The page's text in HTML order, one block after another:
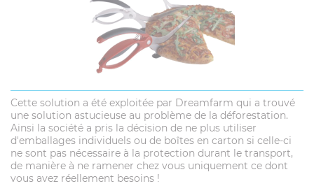
Cette solution a été exploitée par Dreamfarm qui a trouvé
une solution astucieuse au problème de la déforestation.
Ainsi la société a pris la décision de ne plus utiliser
d'emballages individuels ou de boîtes en carton si celle-ci
ne sont pas nécessaire à la protection durant le transport,
de manière à ne ramener chez vous uniquement ce dont
vous avez réellement besoins !